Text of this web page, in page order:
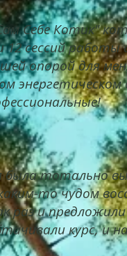
Себе Котик"
12 сессий
опорой для
была тотально
то чудом
раз и
курс, и